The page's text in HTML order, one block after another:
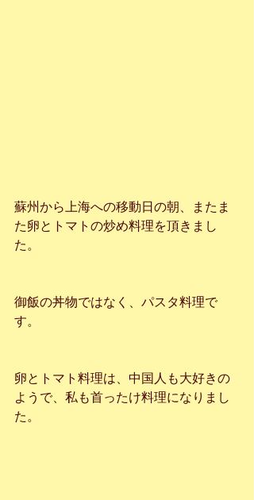
蘇州から上海への移動日の朝、またま
た卵とトマトの炒め料理を頂きまし
た。
御飯の丼物ではなく、パスタ料理で
す。
卵とトマト料理は、中国人も大好きの
ようで、私も首ったけ料理になりまし
た。